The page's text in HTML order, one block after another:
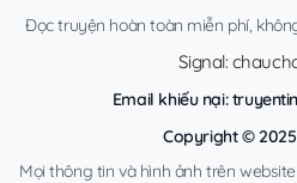
Đọc truyện hoàn toàn miễn phí,
Signal:
Email khiếu nại:
Copyright ©
Mọi thông tin và hình ảnh trên